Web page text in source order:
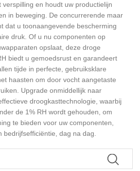
verspilling en houdt uw productielijn
in beweging. De concurrerende maar
dat u toonaangevende bescherming
druk. Of u nu componenten op
opslaat, deze droge
biedt u gemoedsrust en garandeert
tijde in perfecte, gebruiksklare
haasten om door vocht aangetaste
Upgrade onmiddellijk naar
droogkasttechnologie, waarbij
de 1% RH wordt gehouden, om
te bieden voor uw componenten,
bedrijfsefficiëntie, dag na dag.